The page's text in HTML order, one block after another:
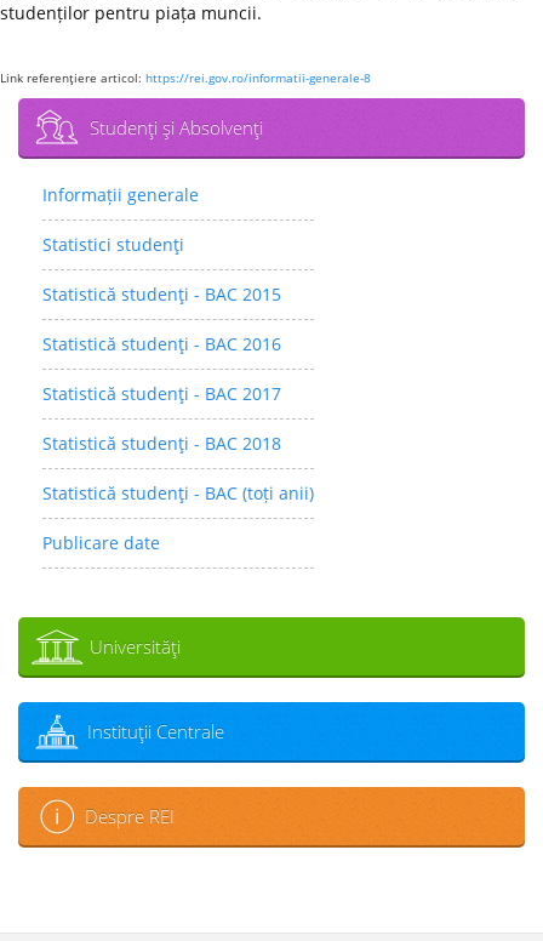
studenților pentru piața muncii.
Link referenţiere articol: https://rei.gov.ro/informatii-generale-8
Studenţi şi Absolvenţi
Informații generale
Statistici studenţi
Statistică studenţi - BAC 2015
Statistică studenţi - BAC 2016
Statistică studenţi - BAC 2017
Statistică studenţi - BAC 2018
Statistică studenţi - BAC (toți anii)
Publicare date
Universităţi
Instituţii Centrale
Despre REI